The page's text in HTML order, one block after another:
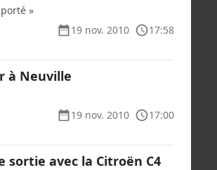
»
19 nov. 2010
17:58
à Neuville
19 nov. 2010
17:00
sortie avec la Citroën C4